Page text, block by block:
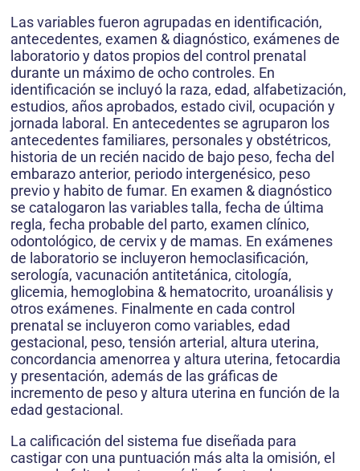
Las variables fueron agrupadas en identificación,
antecedentes, examen & diagnóstico, exámenes de
laboratorio y datos propios del control prenatal
durante un máximo de ocho controles. En
identificación se incluyó la raza, edad, alfabetización,
estudios, años aprobados, estado civil, ocupación y
jornada laboral. En antecedentes se agruparon los
antecedentes familiares, personales y obstétricos,
historia de un recién nacido de bajo peso, fecha del
embarazo anterior, periodo intergenésico, peso
previo y habito de fumar. En examen & diagnóstico
se catalogaron las variables talla, fecha de última
regla, fecha probable del parto, examen clínico,
odontológico, de cervix y de mamas. En exámenes
de laboratorio se incluyeron hemoclasificación,
serología, vacunación antitetánica, citología,
glicemia, hemoglobina & hematocrito, uroanálisis y
otros exámenes. Finalmente en cada control
prenatal se incluyeron como variables, edad
gestacional, peso, tensión arterial, altura uterina,
concordancia amenorrea y altura uterina, fetocardia
y presentación, además de las gráficas de
incremento de peso y altura uterina en función de la
edad gestacional.
La calificación del sistema fue diseñada para
castigar con una puntuación más alta la omisión, el